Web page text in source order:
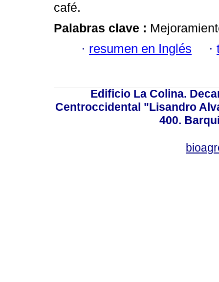
café.
Palabras clave :
· resumen en Inglés ·
Edificio La Colina.
Centroccidental "Lisandro
400.